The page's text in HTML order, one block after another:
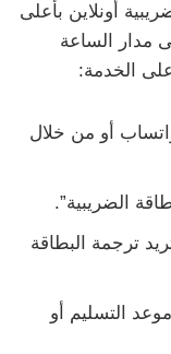
أونلاين بأعلى
الساعة
الخدمة:
أو من خلال
الضريبية”.
ترجمة البطاقة
التسليم أو